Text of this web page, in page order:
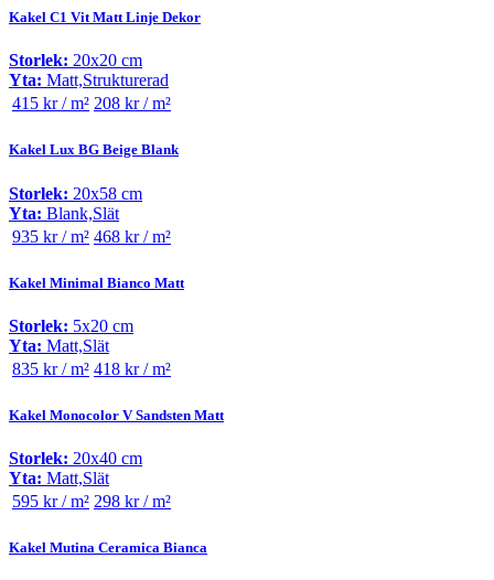
Kakel C1 Vit Matt Linje Dekor
Storlek: 20x20 cm
Yta: Matt,Strukturerad
415 kr / m² 208 kr / m²
Kakel Lux BG Beige Blank
Storlek: 20x58 cm
Yta: Blank,Slät
935 kr / m² 468 kr / m²
Kakel Minimal Bianco Matt
Storlek: 5x20 cm
Yta: Matt,Slät
835 kr / m² 418 kr / m²
Kakel Monocolor V Sandsten Matt
Storlek: 20x40 cm
Yta: Matt,Slät
595 kr / m² 298 kr / m²
Kakel Mutina Ceramica Bianca